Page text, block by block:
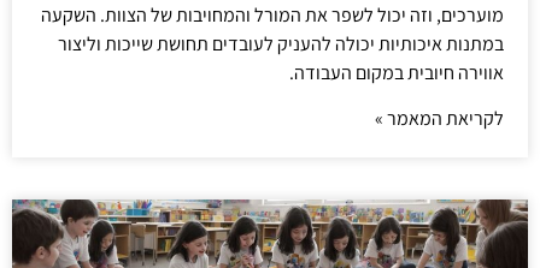
מוערכים, וזה יכול לשפר את המורל והמחויבות של הצוות. השקעה
במתנות איכותיות יכולה להעניק לעובדים תחושת שייכות וליצור
אווירה חיובית במקום העבודה.
לקריאת המאמר »